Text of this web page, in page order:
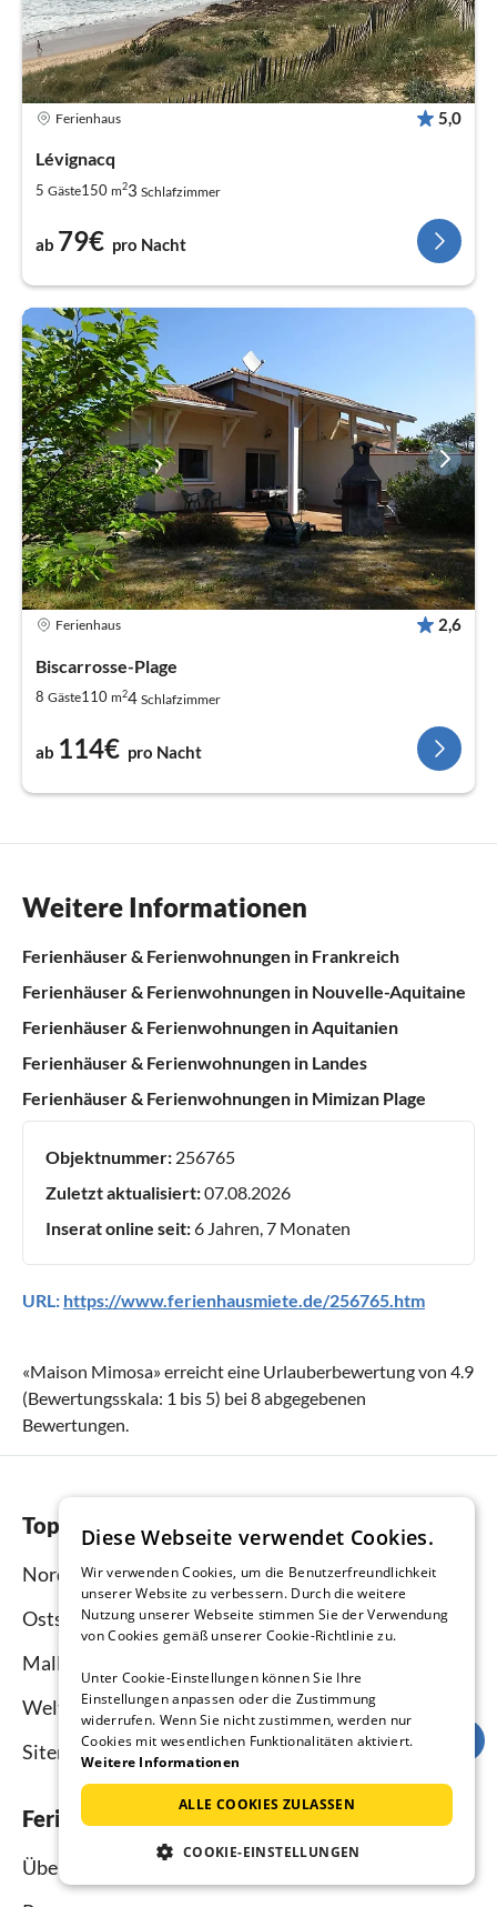
Ferienhaus 5,0
Lévignacq
5 Gäste150 m23 Schlafzimmer
ab 79€ pro Nacht
Ferienhaus 2,6
Biscarrosse-Plage
8 Gäste110 m24 Schlafzimmer
ab 114€ pro Nacht
Weitere Informationen
Ferienhäuser & Ferienwohnungen in Frankreich
Ferienhäuser & Ferienwohnungen in Nouvelle-Aquitaine
Ferienhäuser & Ferienwohnungen in Aquitanien
Ferienhäuser & Ferienwohnungen in Landes
Ferienhäuser & Ferienwohnungen in Mimizan Plage
Objektnummer: 256765
Zuletzt aktualisiert:07.08.2026
Inserat online seit:6 Jahren, 7 Monaten
URL: https://www.ferienhausmiete.de/256765.htm
«Maison Mimosa» erreicht eine Urlauberbewertung von 4.9
(Bewertungsskala: 1 bis 5) bei 8abgegebenen
Bewertungen.
Top-Regionen
Nordsee
Ostsee
Mallorca
Weltweit
Sitemap
Ferienhausmiete.de
Über uns
Diese Webseite verwendet Cookies.
Wir verwenden Cookies, um die Benutzerfreundlichkeit
unserer Website zu verbessern. Durch die weitere
Nutzung unserer Webseite stimmen Sie der Verwendung
von Cookies gemäß unserer Cookie-Richtlinie zu.
Unter Cookie-Einstellungen können Sie Ihre
Einstellungen anpassen oder die Zustimmung
widerrufen. Wenn Sie nicht zustimmen, werden nur
Cookies mit wesentlichen Funktionalitäten aktiviert.
Weitere Informationen
ALLE COOKIES ZULASSEN
COOKIE-EINSTELLUNGEN